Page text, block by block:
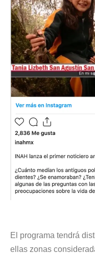
El programa tendrá
ellas zonas